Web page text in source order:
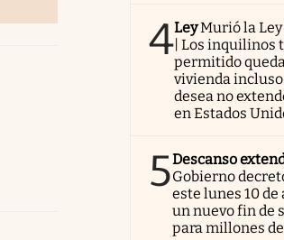
4LeyMurió la
| Los inquilinos
permitido
vivienda
desea no
en Estados
5Descanso
Gobierno
este lunes 10 de
un nuevo fin de
para millones